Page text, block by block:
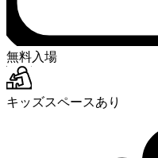
無料入場
キッズスペースあり